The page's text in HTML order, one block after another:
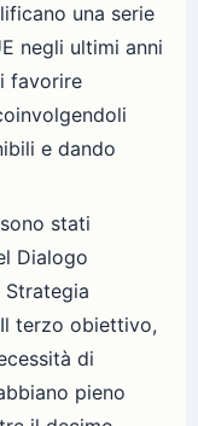
una serie
negli ultimi anni
favorire
e dando
stati
Dialogo
terzo obiettivo,
di
pieno